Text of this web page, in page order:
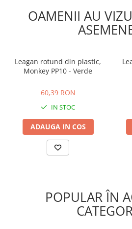
OAMENII AU
Leagan rotund din plastic,
Monkey PP10 - Verde
60,39 RON
IN STOC
ADAUGA IN COS
POPULAR ÎN